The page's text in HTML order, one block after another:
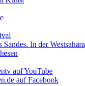
Sandes. In der Westsahara
auf YouTube
auf Facebook